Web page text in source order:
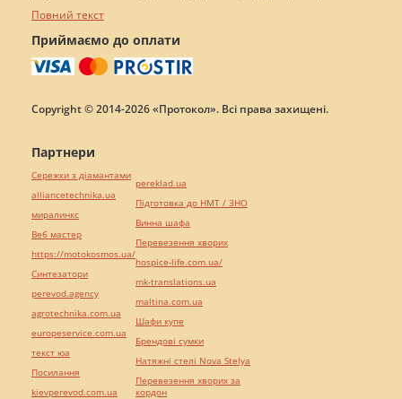
Повний текст
Приймаємо до оплати
Copyright © 2014-2026 «Протокол». Всі права захищені.
Партнери
Сережки з діамантами
alliancetechnika.ua
миралинкс
Веб мастер
https://motokosmos.ua/
Синтезатори
perevod.agency
agrotechnika.com.ua
europeservice.com.ua
текст юа
Посилання
kievperevod.com.ua
pereklad.ua
Підготовка до НМТ / ЗНО
Винна шафа
Перевезення хворих
hospice-life.com.ua/
mk-translations.ua
maltina.com.ua
Шафи купе
Брендові сумки
Натяжні стелі Nova Stelya
Перевезення хворих за
кордон